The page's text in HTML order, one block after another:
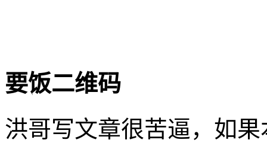
要饭二维码
洪哥写文章很苦逼，如